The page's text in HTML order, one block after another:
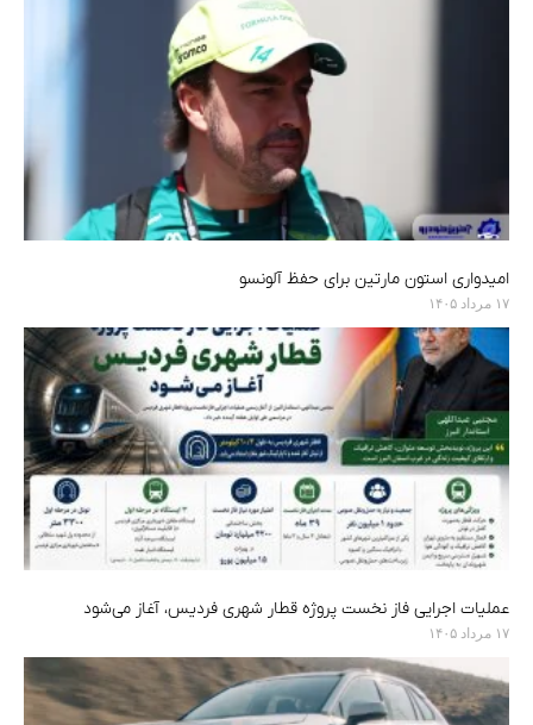
امیدواری استون مارتین برای حفظ آلونسو
۱۷ مرداد ۱۴۰۵
عملیات اجرایی فاز نخست پروژه قطار شهری فردیس، آغاز می‌شود
۱۷ مرداد ۱۴۰۵